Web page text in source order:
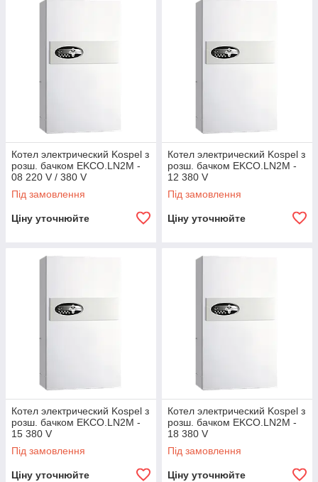
Котел электрический Kospel з
розш. бачком EKCO.LN2M -
08 220 V / 380 V
Під замовлення
Ціну уточнюйте
Котел электрический Kospel з
розш. бачком EKCO.LN2M -
12 380 V
Під замовлення
Ціну уточнюйте
Котел электрический Kospel з
розш. бачком EKCO.LN2M -
15 380 V
Під замовлення
Ціну уточнюйте
Котел электрический Kospel з
розш. бачком EKCO.LN2M -
18 380 V
Під замовлення
Ціну уточнюйте